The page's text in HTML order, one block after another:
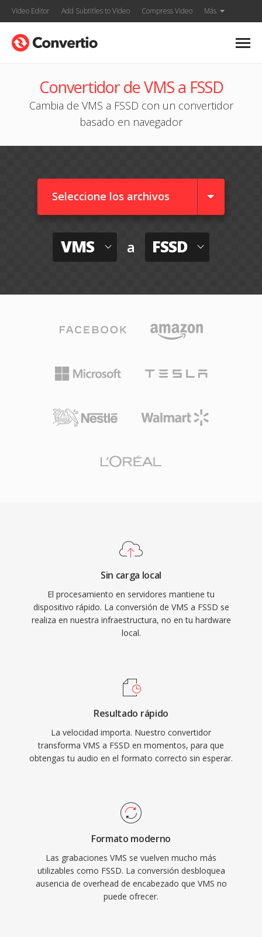
Video Editor Add Subtitles to Video Compress Video Más
Convertidor de VMS a FSSD
Cambia de VMS a FSSD con un convertidor
basado en navegador
Seleccione los archivos
VMS a FSSD
Sin carga local
El procesamiento en servidores mantiene tu
dispositivo rápido. La conversión de VMS a FSSD se
realiza en nuestra infraestructura, no en tu hardware
local.
Resultado rápido
La velocidad importa. Nuestro convertidor
transforma VMS a FSSD en momentos, para que
obtengas tu audio en el formato correcto sin esperar.
Formato moderno
Las grabaciones VMS se vuelven mucho más
utilizables como FSSD. La conversión desbloquea
ausencia de overhead de encabezado que VMS no
puede ofrecer.